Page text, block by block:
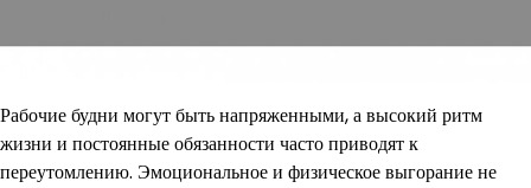
Рабочие будни могут быть напряженными, а высокий ритм
жизни и постоянные обязанности часто приводят к
переутомлению. Эмоциональное и физическое выгорание не